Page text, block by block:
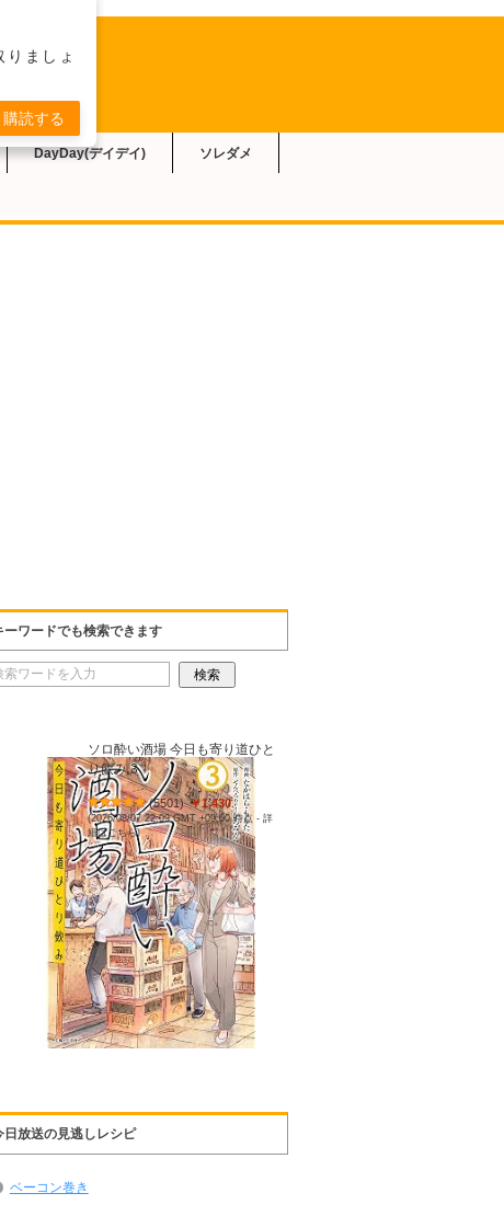
DayDay(デイデイ) ソレダメ
ーワードでも検索できます
ソロ酔い酒場 今日も寄り道ひと
り飲み 3
(5501) ￥1,430
(2026/08/07 22:09 GMT +09:00 時点 -詳
細はこちら)
日放送の見逃しレシピ
ベーコン巻き
ましょ
購読する